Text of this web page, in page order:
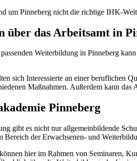
um Pinneberg nicht die richtige IHK-
über das Arbeitsamt in
Weiterbildung in Pinneberg
sich Interessierte an einer beruflichen
Maßnahmen. Außerdem kann
Pinneberg
gibt es nicht nur allgemeinbildende
Bereich der Erwachsenen- und
hier im Rahmen von Seminaren,